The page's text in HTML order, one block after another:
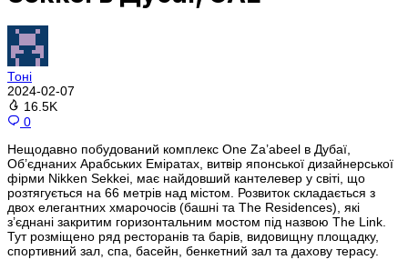
Тоні
2024-02-07
16.5K
0
Нещодавно побудований комплекс One Za’abeel в Дубаї,
Об’єднаних Арабських Еміратах, витвір японської дизайнерської
фірми Nikken Sekkei, має найдовший кантелевер у світі, що
розтягується на 66 метрів над містом. Розвиток складається з
двох елегантних хмарочосів (башні та The Residences), які
з’єднані закритим горизонтальним мостом під назвою The Link.
Тут розміщено ряд ресторанів та барів, видовищну площадку,
спортивний зал, спа, басейн, бенкетний зал та дахову терасу.